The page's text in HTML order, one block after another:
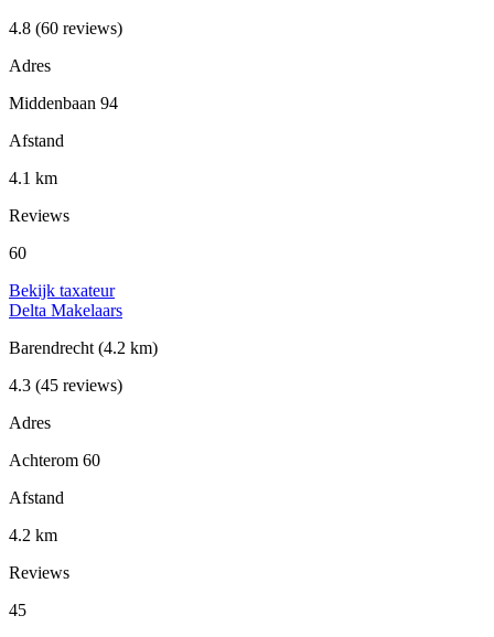
4.8 (60 reviews)
Adres
Middenbaan 94
Afstand
4.1 km
Reviews
60
Bekijk taxateur
Delta Makelaars
Barendrecht (4.2 km)
4.3 (45 reviews)
Adres
Achterom 60
Afstand
4.2 km
Reviews
45